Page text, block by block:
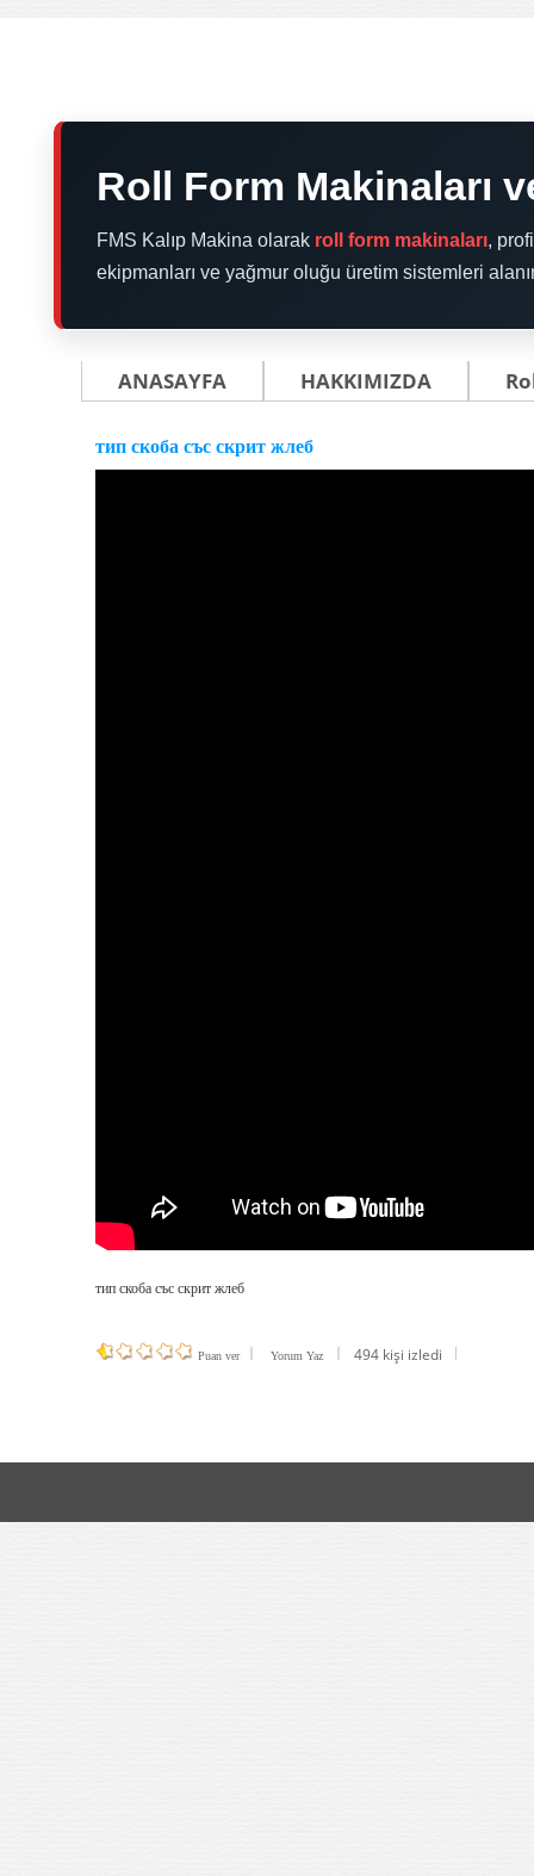
Roll Form Makinaları
FMS Kalıp Makina olarak roll form makinaları,
ekipmanları ve yağmur oluğu üretim sistemleri
ANASAYFA HAKKIMIZDA
тип скоба със скрит жлеб
тип скоба със скрит жлеб
Puan ver Yorum Yaz 494 kişi izledi